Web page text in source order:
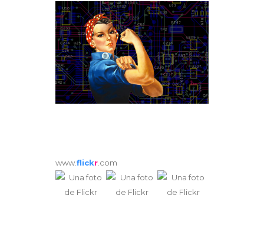
www.flickr .com